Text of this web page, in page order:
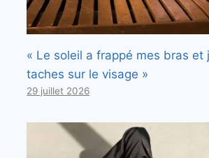
« Le soleil a frappé mes bras et
taches sur le visage »
29 juillet 2026